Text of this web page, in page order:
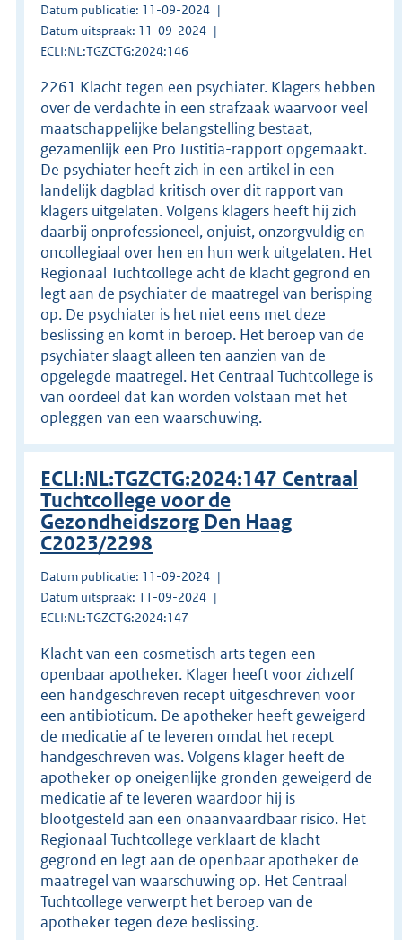
Datum publicatie: 11-09-2024
Datum uitspraak: 11-09-2024
ECLI:NL:TGZCTG:2024:146
2261 Klacht tegen een psychiater. Klagers hebben
over de verdachte in een strafzaak waarvoor veel
maatschappelijke belangstelling bestaat,
gezamenlijk een Pro Justitia-rapport opgemaakt.
De psychiater heeft zich in een artikel in een
landelijk dagblad kritisch over dit rapport van
klagers uitgelaten. Volgens klagers heeft hij zich
daarbij onprofessioneel, onjuist, onzorgvuldig en
oncollegiaal over hen en hun werk uitgelaten. Het
Regionaal Tuchtcollege acht de klacht gegrond en
legt aan de psychiater de maatregel van berisping
op. De psychiater is het niet eens met deze
beslissing en komt in beroep. Het beroep van de
psychiater slaagt alleen ten aanzien van de
opgelegde maatregel. Het Centraal Tuchtcollege is
van oordeel dat kan worden volstaan met het
opleggen van een waarschuwing.
ECLI:NL:TGZCTG:2024:147 Centraal
Tuchtcollege voor de
Gezondheidszorg Den Haag
C2023/2298
Datum publicatie: 11-09-2024
Datum uitspraak: 11-09-2024
ECLI:NL:TGZCTG:2024:147
Klacht van een cosmetisch arts tegen een
openbaar apotheker. Klager heeft voor zichzelf
een handgeschreven recept uitgeschreven voor
een antibioticum. De apotheker heeft geweigerd
de medicatie af te leveren omdat het recept
handgeschreven was. Volgens klager heeft de
apotheker op oneigenlijke gronden geweigerd de
medicatie af te leveren waardoor hij is
blootgesteld aan een onaanvaardbaar risico. Het
Regionaal Tuchtcollege verklaart de klacht
gegrond en legt aan de openbaar apotheker de
maatregel van waarschuwing op. Het Centraal
Tuchtcollege verwerpt het beroep van de
apotheker tegen deze beslissing.